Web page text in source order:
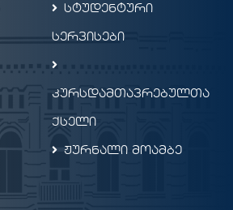
სტუდენტური
სერვისები
კურსდამთავრებულთა
ქსელი
ჟურნალი მოამბე